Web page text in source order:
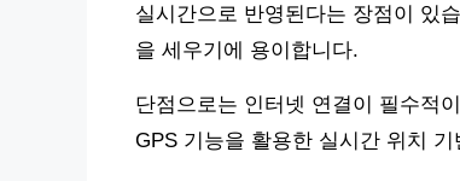
실시간으로 반영된다는 장점이 있
을 세우기에 용이합니다.
단점으로는 인터넷 연결이 필수적
GPS 기능을 활용한 실시간 위치